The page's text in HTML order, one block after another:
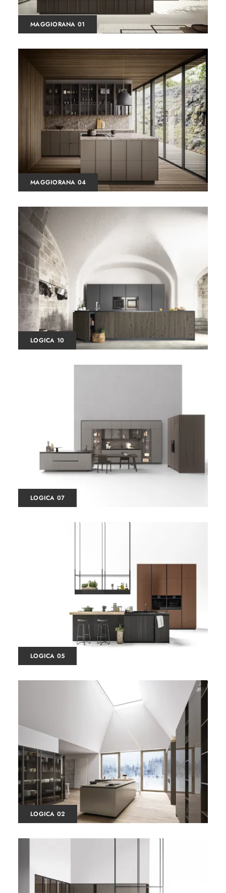
MAGGIORANA 01
MAGGIORANA 04
LOGICA 10
LOGICA 07
LOGICA 05
LOGICA 02